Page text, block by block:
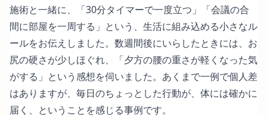
施術と一緒に、「30分タイマーで一度立つ」「会議の合
間に部屋を一周する」という、生活に組み込める小さなル
ールをお伝えしました。数週間後にいらしたときには、お
尻の硬さが少しほぐれ、「夕方の腰の重さが軽くなった気
がする」という感想を伺いました。あくまで一例で個人差
はありますが、毎日のちょっとした行動が、体には確かに
届く、ということを感じる事例です。